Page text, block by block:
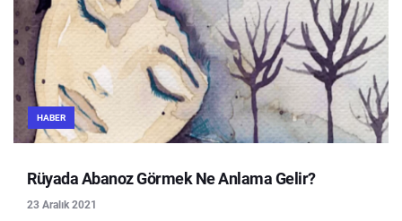
HABER
Rüyada Abanoz Görmek Ne Anlama Gelir?
23 Aralık 2021